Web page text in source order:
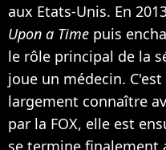
aux Etats-Unis. En
Upon a Time puis
le rôle principal de la
joue un médecin.
largement connaître
par la FOX, elle est
se termine finalement